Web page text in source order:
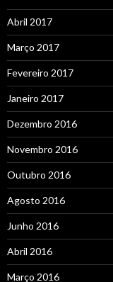
Abril 2017
Março 2017
Fevereiro 2017
Janeiro 2017
Dezembro 2016
Novembro 2016
Outubro 2016
Agosto 2016
Junho 2016
Abril 2016
Março 2016